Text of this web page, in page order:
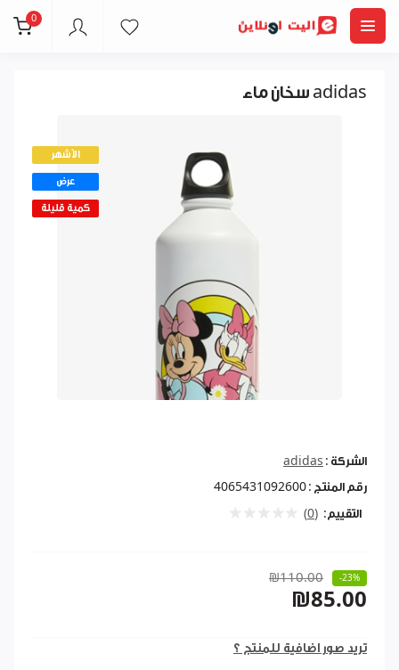
0
سخان ماء adidas
الأشهر
عرض
كمية قليلة
الشركة : adidas
رقم المنتج : 4065431092600
التقييم: (0)
₪110.00 -23%
₪85.00
تريد صور اضافية للمنتج ؟